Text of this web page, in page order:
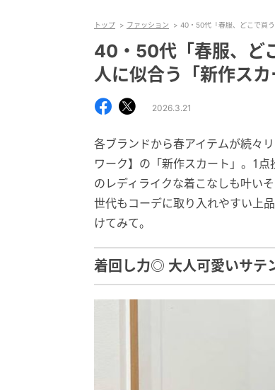
トップ ファッション 40・50代「春服、どこで買
40・50代「春服、ど
人に似合う「新作スカ
2026.3.21
各ブランドから春アイテムが続々
ワーク】の「新作スカート」。1
のレディライクな着こなしも叶い
世代もコーデに取り入れやすい上
けてみて。
着回し力◎ 大人可愛いサテ